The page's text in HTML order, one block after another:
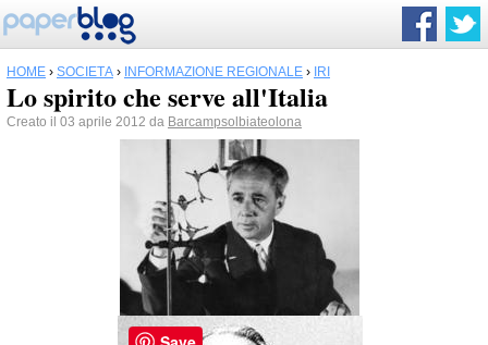
HOME › SOCIETÀ › INFORMAZIONE REGIONALE › IRI
Lo spirito che serve all'Italia
Creato il 03 aprile 2012 da Barcampsolbiateolona